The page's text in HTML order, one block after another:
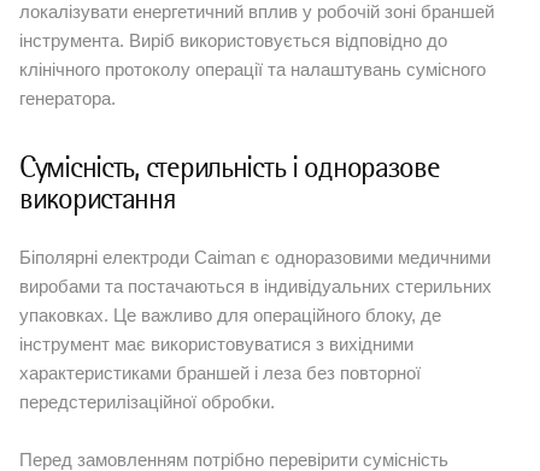
локалізувати енергетичний вплив у робочій зоні браншей
інструмента. Виріб використовується відповідно до
клінічного протоколу операції та налаштувань сумісного
генератора.
Сумісність, стерильність і одноразове
використання
Біполярні електроди Caiman є одноразовими медичними
виробами та постачаються в індивідуальних стерильних
упаковках. Це важливо для операційного блоку, де
інструмент має використовуватися з вихідними
характеристиками браншей і леза без повторної
передстерилізаційної обробки.
Перед замовленням потрібно перевірити сумісність